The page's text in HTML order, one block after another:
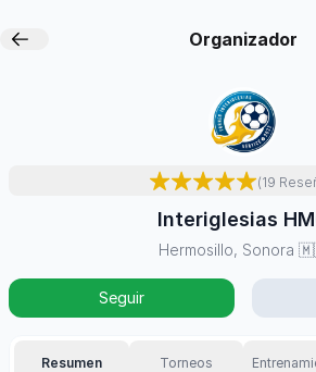
Organizador
(19
Interiglesias
Hermosillo, Sonora
Seguir
Resumen Torneos